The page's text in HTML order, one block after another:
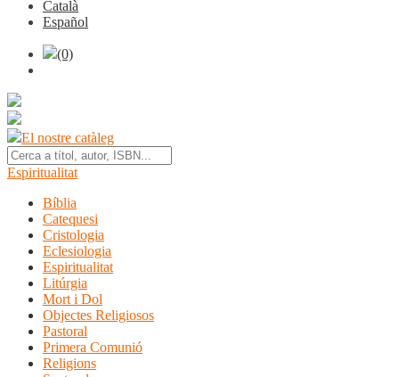
Català
Español
(0)
El nostre catàleg
Espiritualitat
Bíblia
Catequesi
Cristologia
Eclesiologia
Espiritualitat
Litúrgia
Mort i Dol
Objectes Religiosos
Pastoral
Primera Comunió
Religions